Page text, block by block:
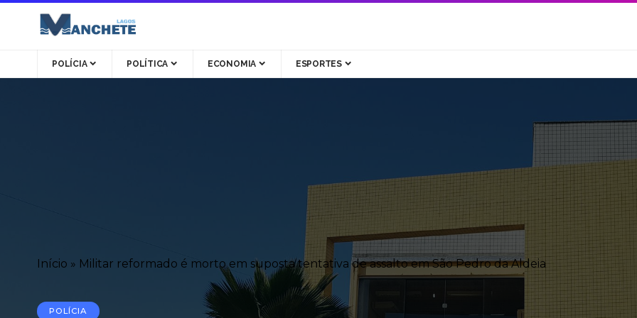
POLÍCIA POLÍTICA ECONOMIA ESPORTES
Início » Militar reformado é morto em suposta tentativa de assalto em São Pedro da Aldeia
POLÍCIA